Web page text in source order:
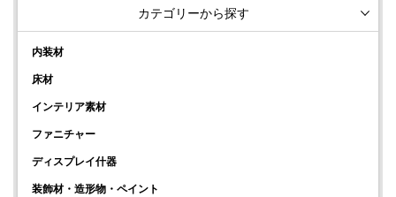
カテゴリーから探す
内装材
床材
インテリア素材
ファニチャー
ディスプレイ什器
装飾材・造形物・ペイント